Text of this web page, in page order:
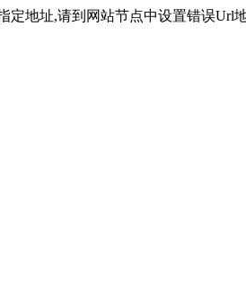
定地址,请到网站节点中设置错误Url